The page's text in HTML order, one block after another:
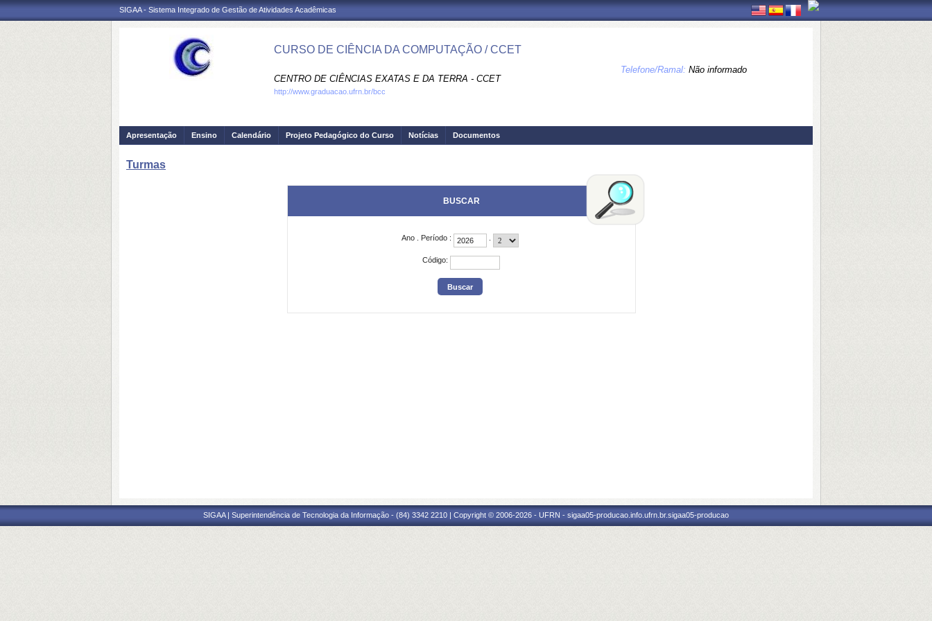
SIGAA - Sistema Integrado de Gestão de Atividades Acadêmicas
CURSO DE CIÊNCIA DA COMPUTAÇÃO / CCET
CENTRO DE CIÊNCIAS EXATAS E DA TERRA - CCET
Telefone/Ramal: Não informado
http://www.graduacao.ufrn.br/bcc
Apresentação Ensino Calendário Projeto Pedagógico do Curso Notícias Documentos
Turmas
BUSCAR
Ano Período :
Código:
SIGAA | Superintendência de Tecnologia da Informação - (84) 3342 2210 | Copyright © 2006-2026 - UFRN - sigaa05-producao.info.ufrn.br.sigaa05-producao